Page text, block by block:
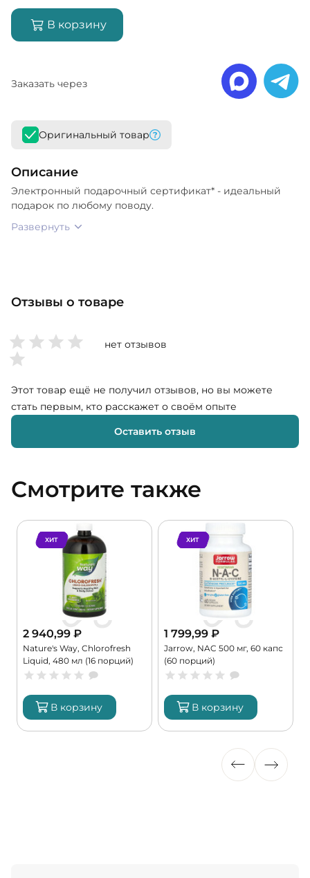
В корзину
Заказать через
Оригинальный товар
Описание
Электронный подарочный сертификат* - идеальный
подарок по любому поводу.
Развернуть
Отзывы о товаре
нет отзывов
Этот товар ещё не получил отзывов, но вы можете
стать первым, кто расскажет о своём опыте
Оставить отзыв
Смотрите также
ХИТ
2 940,99 ₽
Nature's Way, Chlorofresh
Liquid, 480 мл (16 порций)
В корзину
ХИТ
1 799,99 ₽
Jarrow, NAC 500 мг, 60 капс
(60 порций)
В корзину